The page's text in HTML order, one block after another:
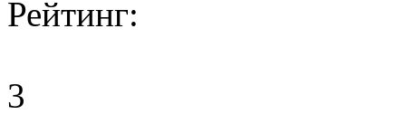
Рейтинг:
3